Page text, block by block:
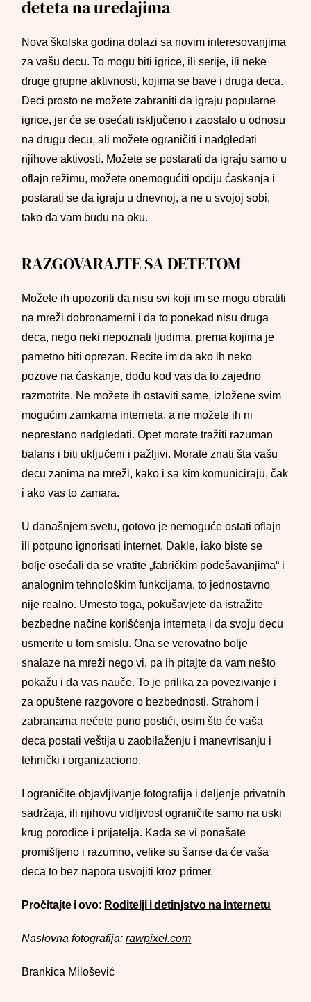
deteta na uređajima
Nova školska godina dolazi sa novim interesovanjima
za vašu decu. To mogu biti igrice, ili serije, ili neke
druge grupne aktivnosti, kojima se bave i druga deca.
Deci prosto ne možete zabraniti da igraju popularne
igrice, jer će se osećati isključeno i zaostalo u odnosu
na drugu decu, ali možete ograničiti i nadgledati
njihove aktivosti. Možete se postarati da igraju samo u
oflajn režimu, možete onemogućiti opciju ćaskanja i
postarati se da igraju u dnevnoj, a ne u svojoj sobi,
tako da vam budu na oku.
RAZGOVARAJTE SA DETETOM
Možete ih upozoriti da nisu svi koji im se mogu obratiti
na mreži dobronamerni i da to ponekad nisu druga
deca, nego neki nepoznati ljudima, prema kojima je
pametno biti oprezan. Recite im da ako ih neko
pozove na ćaskanje, dođu kod vas da to zajedno
razmotrite. Ne možete ih ostaviti same, izložene svim
mogućim zamkama interneta, a ne možete ih ni
neprestano nadgledati. Opet morate tražiti razuman
balans i biti uključeni i pažljivi. Morate znati šta vašu
decu zanima na mreži, kako i sa kim komuniciraju, čak
i ako vas to zamara.
U današnjem svetu, gotovo je nemoguće ostati oflajn
ili potpuno ignorisati internet. Dakle, iako biste se
bolje osećali da se vratite „fabričkim podešavanjima“ i
analognim tehnološkim funkcijama, to jednostavno
nije realno. Umesto toga, pokušavjete da istražite
bezbedne načine korišćenja interneta i da svoju decu
usmerite u tom smislu. Ona se verovatno bolje
snalaze na mreži nego vi, pa ih pitajte da vam nešto
pokažu i da vas nauče. To je prilika za povezivanje i
za opuštene razgovore o bezbednosti. Strahom i
zabranama nećete puno postići, osim što će vaša
deca postati veštija u zaobilaženju i manevrisanju i
tehnički i organizaciono.
I ograničite objavljivanje fotografija i deljenje privatnih
sadržaja, ili njihovu vidljivost ograničite samo na uski
krug porodice i prijatelja. Kada se vi ponašate
promišljeno i razumno, velike su šanse da će vaša
deca to bez napora usvojiti kroz primer.
Pročitajte i ovo: Roditelji i detinjstvo na internetu
Naslovna fotografija:rawpixel.com
Brankica Milošević